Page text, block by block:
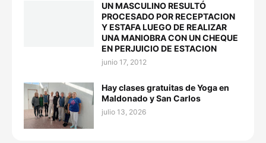
UN MASCULINO RESULTÓ
PROCESADO POR RECEPTACION
Y ESTAFA LUEGO DE REALIZAR
UNA MANIOBRA CON UN CHEQUE
EN PERJUICIO DE ESTACION
junio 17, 2012
Hay clases gratuitas de Yoga en
Maldonado y San Carlos
julio 13, 2026